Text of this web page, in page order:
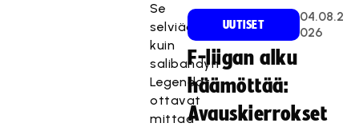
Se
selviää,
kuin
salibandyn
Legendat
ottavat
mittaa
UUTISET
04.08.2
026
F-liigan alku
häämöttää:
Avauskierrokset